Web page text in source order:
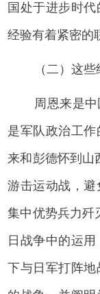
国处于进步时
经验有着紧密的
（二）这
周恩来是
是军队政治工
来和彭德怀到山
游击运动战，
集中优势兵力歼
日战争中的运
下与日军打阵